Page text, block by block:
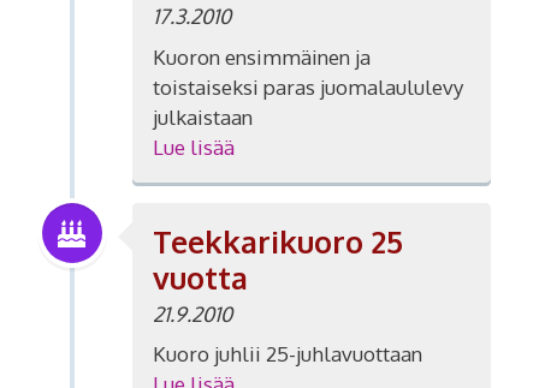
17.3.2010
Kuoron ensimmäinen ja
toistaiseksi paras juomalaululevy
julkaistaan
Lue lisää
Teekkarikuoro 25
vuotta
21.9.2010
Kuoro juhlii 25-juhlavuottaan